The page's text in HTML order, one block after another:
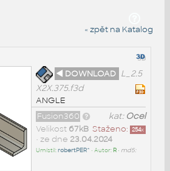
« zpět na Katalog
◄ DOWNLOAD L_2.5
X2X.375.f3d
ANGLE
kat: Ocel
Fusion360
Staženo: 254x
Velikost 67kB
• ze dne 23.04.2024
Umístil:robertPER^ • Autor: R• md5: